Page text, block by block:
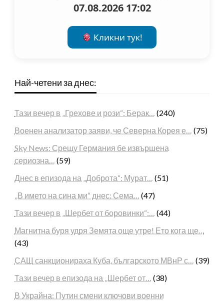
07.08.2026 17:02
Кликни тук!
Най-четени за днес:
Тази вечер в „Грехове и рози“: Берак… (240)
Военен анализатор заяви, че Северна Корея е… (75)
Sky News: Срещу Германия бе извършена
сериозна… (59)
Днес в епизода на „Доброта“: Мурат… (51)
„В името на сина ми“ днес: Сема… (47)
Тази вечер в „Шербет от боровинки“:… (44)
Магнитна буря удря Земята още утре! Ето кога ще…
(43)
САЩ санкционираха Куба, българското МВнР с… (39)
Тази вечер в епизода на „Шербет от… (38)
В Украйна: Путин смени ключови военни